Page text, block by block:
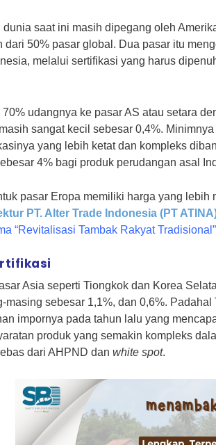
dunia saat ini masih dipegang oleh
dari 50% pasar global. Dua pasar itu
melalui sertifikasi yang harus
70% udangnya ke pasar AS atau setara
sangat kecil sebesar 0,4%.
yang lebih ketat dan kompleks
4% bagi produk perudangan asal
pasar Eropa memiliki harga yang lebih
PT. Alter Trade Indonesia (PT
“Revitalisasi Tambak Rakyat Tradisional”
Asia seperti Tiongkok dan Korea
masing sebesar 1,1%, dan 0,6%.
impornya pada tahun lalu yang
produk yang semakin kompleks
dari AHPND danwhite spot.